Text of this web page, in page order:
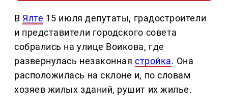
В Ялте 15 июля депутаты, градостроители
и представители городского совета
собрались на улице Воикова, где
развернулась незаконная стройка. Она
расположилась на склоне и, по словам
хозяев жилых зданий, рушит их жилье.